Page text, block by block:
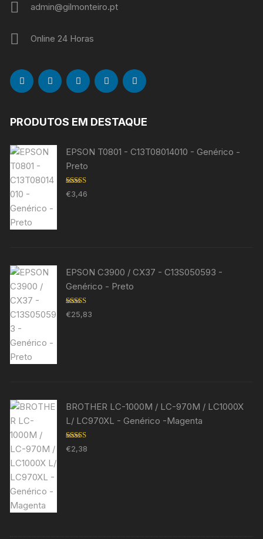
admin@gilmonteiro.pt
Online 24 Horas
PRODUTOS EM DESTAQUE
EPSON T0801 - C13T08014010 - Genérico -
Preto
Avaliação
5.00 de 5
€3,46
EPSON C3900 / CX37 - C13S050593 -
Genérico - Preto
Avaliação
5.00de 5
€25,83
BROTHER LC-1000M / LC-970M / LC1000X
L/ LC970XL - Genérico -Magenta
Avaliação
5.00de 5
€2,38